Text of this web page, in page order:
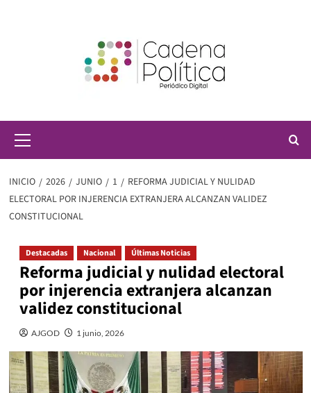
principal
INICIO 2026 JUNIO 1
REFORMA JUDICIAL Y NULIDAD
ELECTORAL POR INJERENCIA EXTRANJERA ALCANZAN VALIDEZ
CONSTITUCIONAL
Destacadas Nacional Últimas Noticias
Reforma judicial y nulidad electoral
por injerencia extranjera alcanzan
validez constitucional
AJGOD 1 junio, 2026